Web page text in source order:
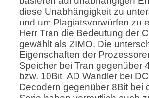
diese Unabhängigkeit zu
und um Plagiatsvorwürfen zu
Herr Tran die Bedeutung der
gewählt als ZIMO. Die
Eigenschaften der
Speicher bei Tran gegenüber
bzw. 10Bit AD Wandler bei
Decodern gegenüber 8Bit bei